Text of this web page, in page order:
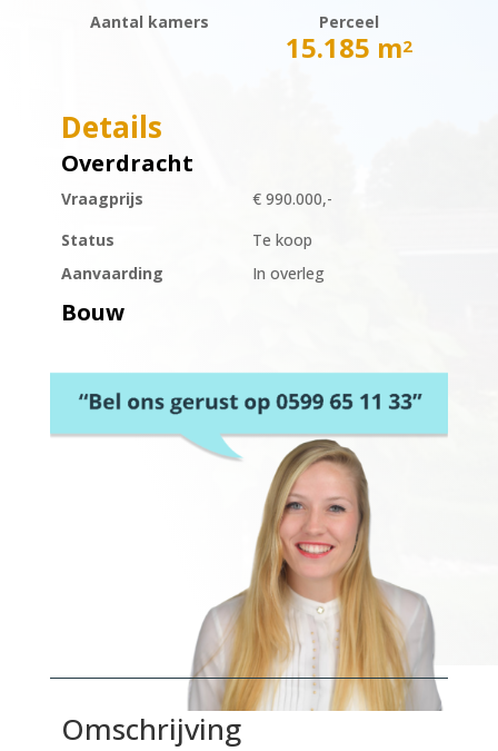
Aantal kamers Perceel
15.185 m2
Details
Overdracht
Vraagprijs
€ 990.000,-
Status
Te koop
Aanvaarding
In overleg
Bouw
Omschrijving